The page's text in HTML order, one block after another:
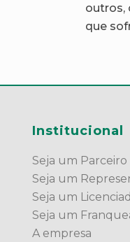
outros,
que
Institucional
Seja um Parceiro
Seja um
Seja um
Seja um
A empresa